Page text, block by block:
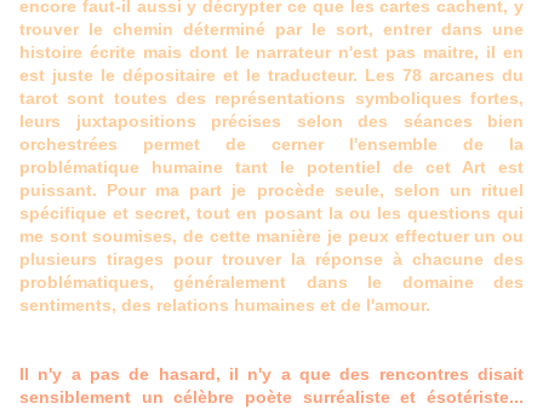
encore faut-il aussi y décrypter ce que les cartes cachent, y
trouver le chemin déterminé par le sort, entrer dans une
histoire écrite mais dont le narrateur n'est pas maitre, il en
est juste le dépositaire et le traducteur. Les 78 arcanes du
tarot sont toutes des représentations symboliques fortes,
leurs juxtapositions précises selon des séances bien
orchestrées permet de cerner l'ensemble de la
problématique humaine tant le potentiel de cet Art est
puissant. Pour ma part je procède seule, selon un rituel
spécifique et secret, tout en posant la ou les questions qui
me sont soumises, de cette manière je peux effectuer un ou
plusieurs tirages pour trouver la réponse à chacune des
problématiques, généralement dans le domaine des
sentiments, des relations humaines et de l'amour.
Il n'y a pas de hasard, il n'y a que des rencontres disait
sensiblement un célèbre poète surréaliste et ésotériste...